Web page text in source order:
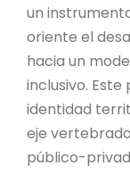
un
oriente el
hacia un
inclusivo.
identidad
eje
público-